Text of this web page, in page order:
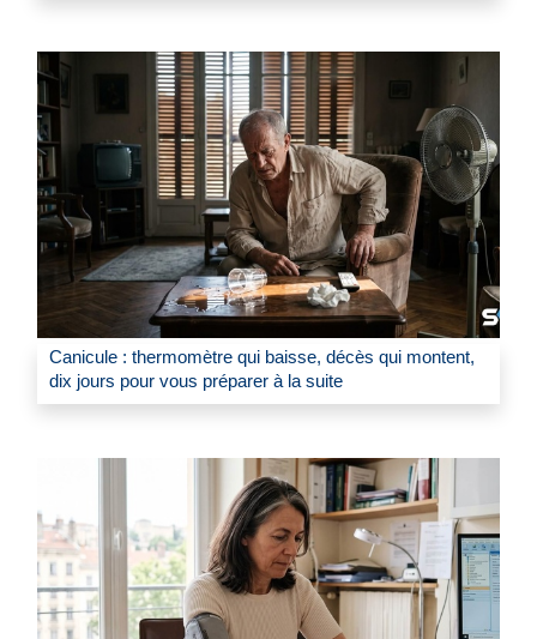
Canicule : thermomètre qui baisse, décès qui montent,
dix jours pour vous préparer à la suite